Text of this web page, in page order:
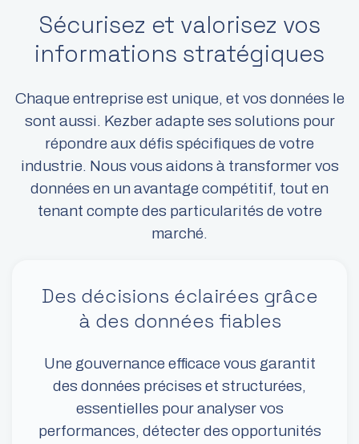
Sécurisez et valorisez vos
informations stratégiques​
Chaque entreprise est unique, et vos données le
sont aussi. Kezber adapte ses solutions pour
répondre aux défis spécifiques de votre
industrie. Nous vous aidons à transformer vos
données en un avantage compétitif, tout en
tenant compte des particularités de votre
marché.​
Des décisions éclairées grâce
à des données fiables
Une gouvernance efficace vous garantit
des données précises et structurées,
essentielles pour analyser vos
performances, détecter des opportunités